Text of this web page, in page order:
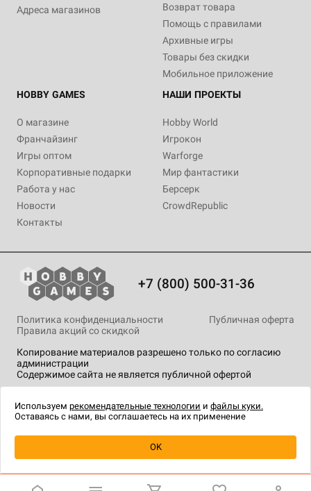
Адреса магазинов
Возврат товара
Помощь с правилами
Архивные игры
Товары без скидки
Мобильное приложение
HOBBY GAMES
О магазине
Франчайзинг
Игры оптом
Корпоративные подарки
Работа у нас
Новости
Контакты
НАШИ ПРОЕКТЫ
Hobby World
Игрокон
Warforge
Мир фантастики
Берсерк
CrowdRepublic
+7 (800) 500-31-36
Копирование материалов разрешено только по согласию
администрации
Содержимое сайта не является публичной офертой
Политика конфиденциальности
Публичная оферта
Правила акций со скидкой
технологии.
Используем рекомендательные технологии и файлы куки.
Оставаясь с нами, вы соглашаетесь на их применение
OK